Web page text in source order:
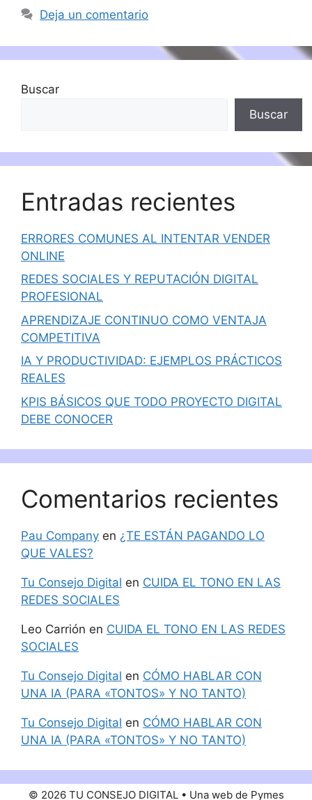
Deja un comentario
Buscar
Buscar
Entradas recientes
ERRORES COMUNES AL INTENTAR VENDER
ONLINE
REDES SOCIALES Y REPUTACIÓN DIGITAL
PROFESIONAL
APRENDIZAJE CONTINUO COMO VENTAJA
COMPETITIVA
IA Y PRODUCTIVIDAD: EJEMPLOS PRÁCTICOS
REALES
KPIS BÁSICOS QUE TODO PROYECTO DIGITAL
DEBE CONOCER
Comentarios recientes
Pau Company en ¿TE ESTÁN PAGANDO LO
QUE VALES?
Tu Consejo Digital en CUIDA EL TONO EN LAS
REDES SOCIALES
Leo Carrión en CUIDA EL TONO EN LAS REDES
SOCIALES
Tu Consejo Digital en CÓMO HABLAR CON
UNA IA (PARA «TONTOS» Y NO TANTO)
Tu Consejo Digital en CÓMO HABLAR CON
UNA IA (PARA «TONTOS» Y NO TANTO)
© 2026 TU CONSEJO DIGITAL • Una web de Pymes